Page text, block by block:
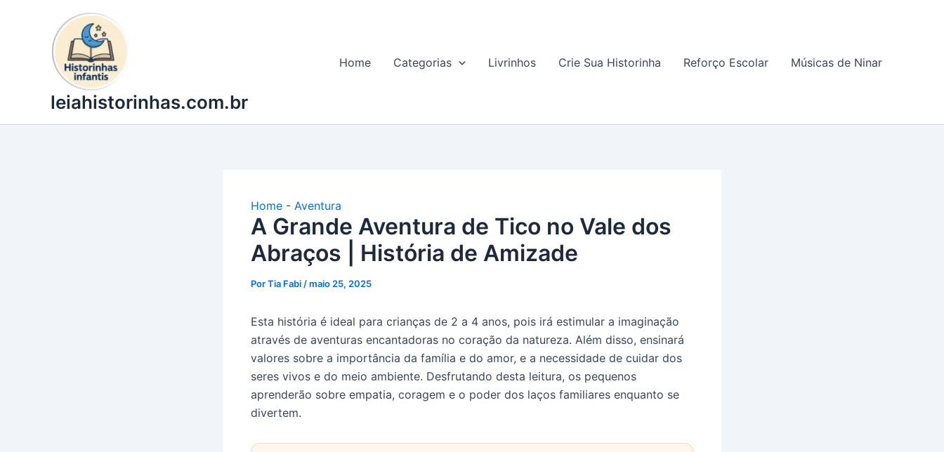
leiahistorinhas.com.br
Home Categorias Livrinhos Crie Sua Historinha Reforço Escolar Músicas de Ninar
Home - Aventura
A Grande Aventura de Tico no Vale dos
Abraços | História de Amizade
PorTia Fabi /maio 25, 2025
Esta história é ideal para crianças de 2 a 4 anos, pois irá estimular a imaginação
através de aventuras encantadoras no coração da natureza. Além disso, ensinará
valores sobre a importância da família e do amor, e a necessidade de cuidar dos
seres vivos e do meio ambiente. Desfrutando desta leitura, os pequenos
aprenderão sobre empatia, coragem e o poder dos laços familiares enquanto se
divertem.